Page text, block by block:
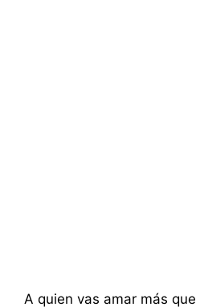
A quien vas amar más que